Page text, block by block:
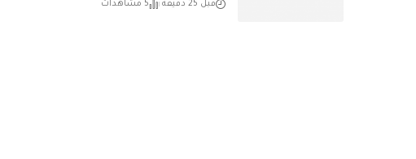
قبل 25 دقيقة 5 مشاهدات